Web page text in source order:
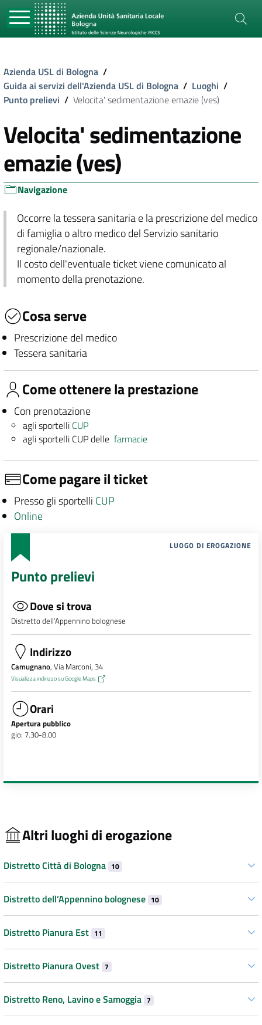
Azienda USL di Bologna /
Guida ai servizi dell'Azienda USL di Bologna / Luoghi /
Punto prelievi / Velocita' sedimentazione emazie (ves)
Velocita' sedimentazione
emazie (ves)
Navigazione
Occorre la tessera sanitaria e la prescrizione del medico
di famiglia o altro medico del Servizio sanitario
regionale/nazionale.
Il costo dell'eventuale ticket viene comunicato al
momento della prenotazione.
Cosa serve
Prescrizione del medico
Tessera sanitaria
Come ottenere la prestazione
Con prenotazione
agli sportelli CUP
agli sportelli CUP dellefarmacie
Come pagare il ticket
Presso gli sportelli CUP
Online
LUOGO DI EROGAZIONE
Punto prelievi
Dove si trova
Distretto dell’Appennino bolognese
Indirizzo
Camugnano, Via Marconi, 34
Visualizza indirizzo su Google Maps
Orari
Apertura pubblico
gio: 7.30-8.00
Altri luoghi di erogazione
Distretto Città di Bologna 10
Distretto dell’Appennino bolognese 10
Distretto Pianura Est 11
Distretto Pianura Ovest 7
Distretto Reno, Lavino e Samoggia 7